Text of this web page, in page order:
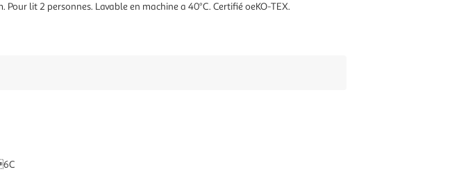
lit 2 personnes. Lavable en machine a 40°C. Certifié oeKO-TEX.